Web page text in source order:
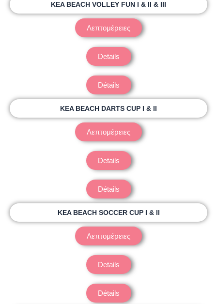
KEA BEACH VOLLEY FUN Ι & ΙΙ & ΙΙΙ
Λεπτομέρειες
Details
Détails
KEA BEACH DARTS CUP I & II
Λεπτομέρειες
Details
Détails
KEA BEACH SOCCER CUP Ι & ΙΙ
Λεπτομέρειες
Details
Détails